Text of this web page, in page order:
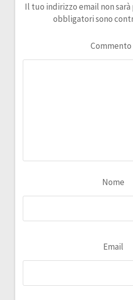
Il tuo indirizzo email non
obbligatori sono
Commento
Nome
Email